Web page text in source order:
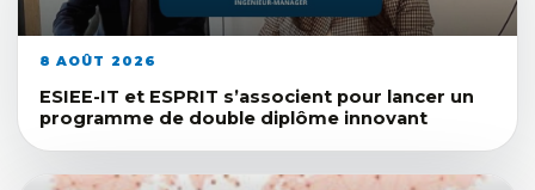
8 AOÛT 2026
ESIEE-IT et ESPRIT s’associent pour lancer un
programme de double diplôme innovant